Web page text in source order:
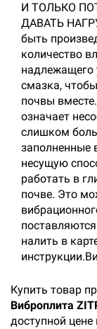
И ТОЛЬКО
ДАВАТЬ
быть
количество
надлежащего
смазка,
почвы
означает
слишком
заполненные
несущую
работать в
почве. Это
налить в
Купить товар
Виброплита
доступной